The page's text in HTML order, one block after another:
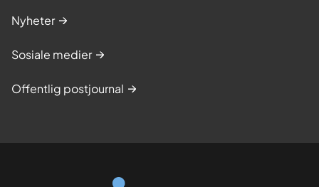
Nyheter
Sosiale medier
Offentlig postjournal